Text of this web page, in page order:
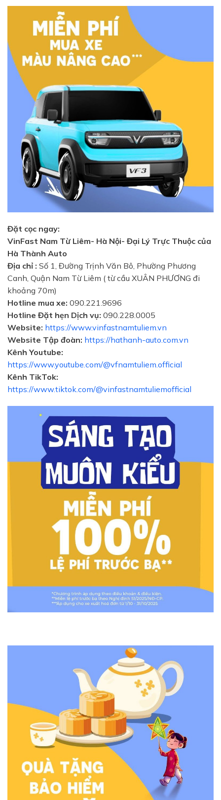
BÁO GIÁ LĂN BÁNH & LÁI THỬ
XE
Nhận báo giá Ưu Đãi tháng 08/2026 & Quà
tặng hấp dẫn
Đặt cọc ngay:
VinFast Nam Từ Liêm- Hà Nội- Đại Lý Trực Thuộc của
Hà Thành Auto
Địa chỉ : Số 1, Đường Trịnh Văn Bô, Phường Phương
Canh, Quận Nam Từ Liêm ( từ cầu XUÂN PHƯƠNG đi
khoảng 70m)
Hotline mua xe: 090.221.9696
Hotline Đặt hẹn Dịch vụ: 090.228.0005
Website: https://www.vinfastnamtuliem.vn
Website Tập đoàn: https://hathanh-auto.com.vn
Kênh Youtube:
https://www.youtube.com/@vfnamtuliem.official
Kênh TikTok:
https://www.tiktok.com/@vinfastnamtuliemofficial